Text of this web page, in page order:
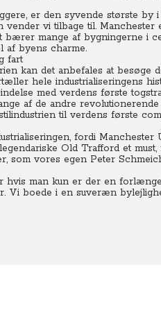
er den syvende største by
vender vi tilbage til. Manchester
bærer mange af bygningerne i
af byens charme.
fart
kan det anbefales at besøge
hele industrialiseringens
med verdens første
af de andre
til verdens første
fordi
Old Trafford et
som vores egen Peter
hvis man kun er der en
Vi boede i en suveræn